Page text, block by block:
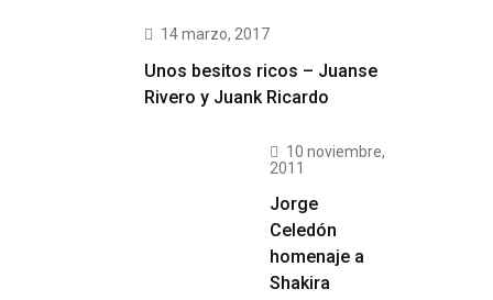
14 marzo, 2017
Unos besitos ricos – Juanse
Rivero y Juank Ricardo
10 noviembre,
2011
Jorge
Celedón
homenaje a
Shakira